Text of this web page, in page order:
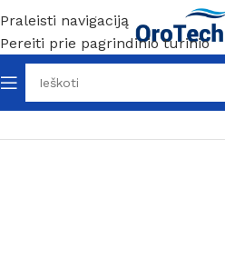
Praleisti navigaciją
Pereiti prie pagrindinio turinio
Pradžia Be kategorijos